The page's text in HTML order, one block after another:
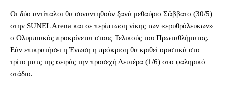
Οι δύο αντίπαλοι θα συναντηθούν ξανά μεθαύριο Σάββατο (30/5)
στην SUNEL Arena και σε περίπτωση νίκης των «ερυθρόλευκων»
ο Ολυμπιακός προκρίνεται στους Τελικούς του Πρωταθλήματος.
Εάν επικρατήσει η Ένωση η πρόκριση θα κριθεί οριστικά στο
τρίτο ματς της σειράς την προσεχή Δευτέρα (1/6) στο φαληρικό
στάδιο.